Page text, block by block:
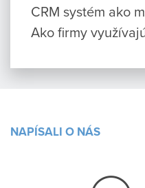
CRM systém ako
Ako firmy
NAPÍSALI O NÁS